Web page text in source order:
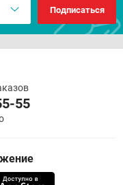
Подписаться
55